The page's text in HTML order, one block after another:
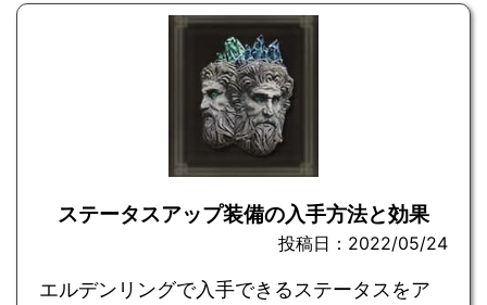
ステータスアップ装備の入手方法と効果
投稿日：2022/05/24
エルデンリングで入手できるステータスをア